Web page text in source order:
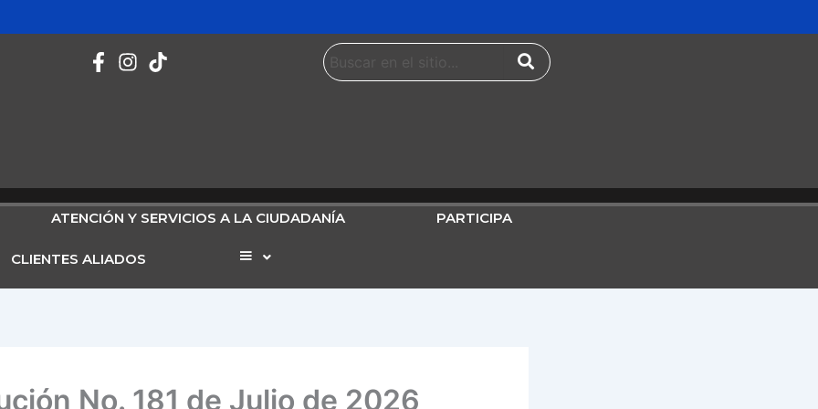
ATENCIÓN Y SERVICIOS A LA CIUDADANÍA PARTICIPA
CLIENTES ALIADOS Elemento
menú
No. 181 de Julio de 2026